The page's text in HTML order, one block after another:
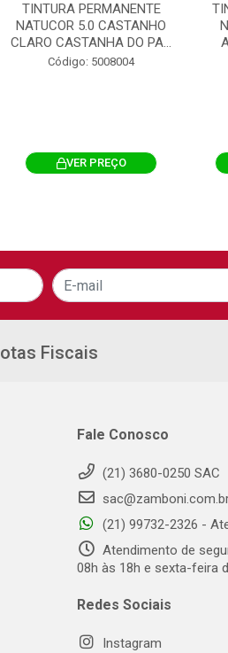
TINTURA PERMANENTE
NATUCOR 5.0 CASTANHO
CLARO CASTANHA DO PA...
Código: 5008004
VER PREÇO
Fiscais
Fale Conosco
(21) 3680-0250 SAC
(21) 99732-2326 -
Atendimento de
08h às 18h e sexta-feira
Redes Sociais
Instagram